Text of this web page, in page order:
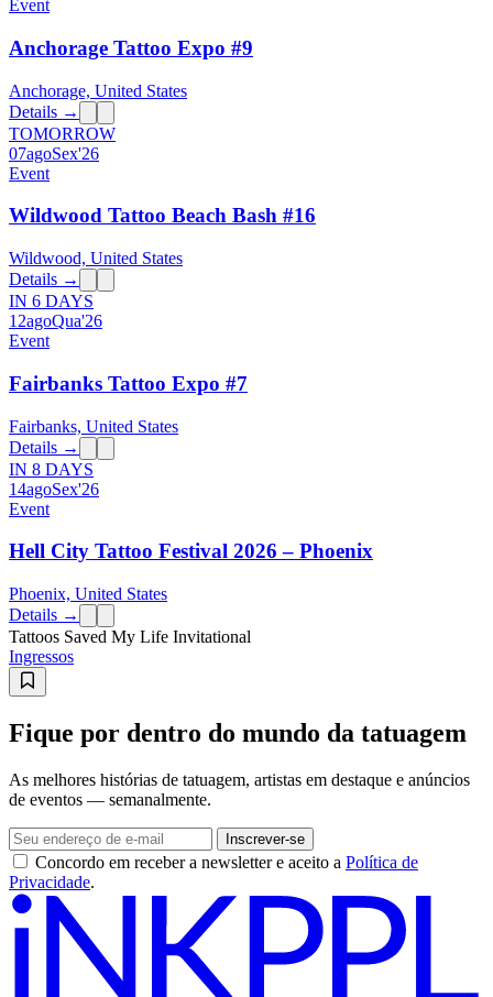
Event
Anchorage Tattoo Expo #9
Anchorage, United States
Details →
TOMORROW
07agoSex'26
Event
Wildwood Tattoo Beach Bash #16
Wildwood, United States
Details →
IN 6 DAYS
12agoQua'26
Event
Fairbanks Tattoo Expo #7
Fairbanks, United States
Details →
IN 8 DAYS
14agoSex'26
Event
Hell City Tattoo Festival 2026 – Phoenix
Phoenix, United States
Details →
Tattoos Saved My Life Invitational
Ingressos
Fique por dentro do mundo da tatuagem
As melhores histórias de tatuagem, artistas em destaque e anúncios
de eventos — semanalmente.
Inscrever-se
Concordo em receber a newsletter e aceito a Política de
Privacidade.